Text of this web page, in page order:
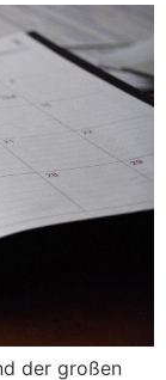
der großen